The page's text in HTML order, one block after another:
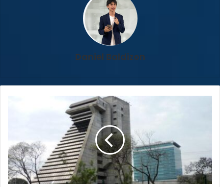
Daniel Baldizon
CCSS
no
le
cobra
al